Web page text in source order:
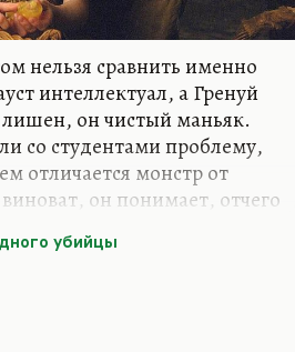
нельзя сравнить именно
интеллектуал, а Гренуй
лишен, он чистый маньяк.
со студентами проблему,
отличается монстр от
он понимает, отчего
– такая же его жертва.
он делает. Более того, он
своих действиях (как
убийцы